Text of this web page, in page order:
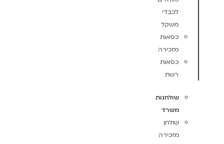
לכבדי
משקל
כסאות
מזכירה
כסאות
רשת
שולחנות
משרד
שולחן
מזכירה